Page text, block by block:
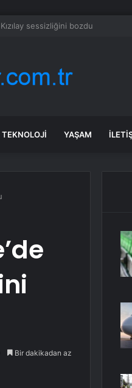
24 saatten fazla havada kaldılar
TEKNOLOJI YAŞAM
Bir dakikadan az